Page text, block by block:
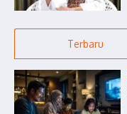
Terbaru